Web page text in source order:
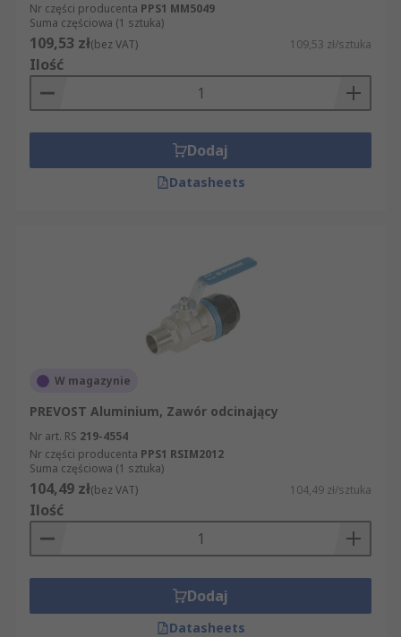
Nr części producenta PPS1 MM5049
Suma częściowa (1 sztuka)
109,53 zł(bez VAT) 109,53 zł/sztuka
Ilość
Dodaj
Datasheets
W magazynie
PREVOST Aluminium, Zawór odcinający
Nr art. RS 219-4554
Nr części producenta PPS1 RSIM2012
Suma częściowa (1 sztuka)
104,49 zł(bez VAT) 104,49 zł/sztuka
Ilość
Dodaj
Datasheets